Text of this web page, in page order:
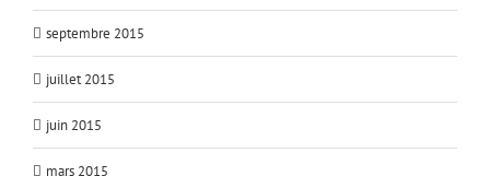
septembre 2015
juillet 2015
juin 2015
mars 2015